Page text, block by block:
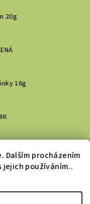
Dalším procházením
používáním..
20g
16g
gel